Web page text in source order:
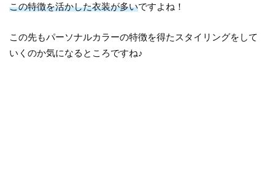
この特徴を活かした衣装が多いですよね！
この先もパーソナルカラーの特徴を得たスタイリングをして
いくのか気になるところですね♪